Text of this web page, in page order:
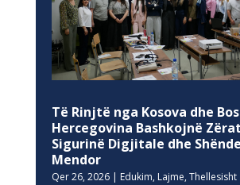
Të Rinjtë nga Kosova dhe
Hercegovina Bashkojnë
Sigurinë Digjitale dhe
Mendor
Qer 26, 2026| Edukim, Lajme, Thellesisht